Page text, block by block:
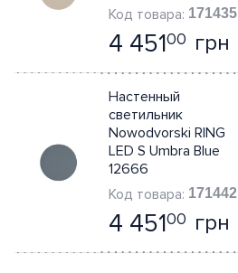
171435
4 45100 грн
Настенный
светильник
Nowodvorski RING
LED S Umbra Blue
12666
171442
4 45100 грн